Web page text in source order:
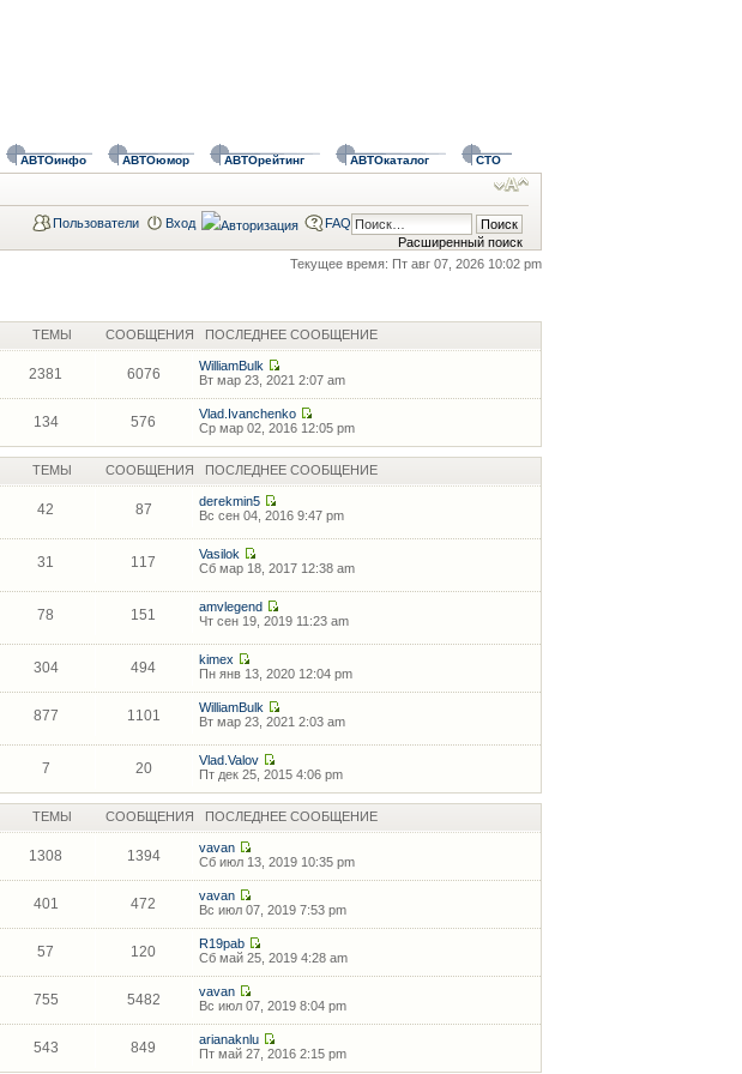
АВТОинфо АВТОюмор АВТОрейтинг АВТОкаталог СТО
Расширенный поиск
Пользователи Вход FAQ
Текущее время: Пт авг 07, 2026 10:02 pm
ТЕМЫ СООБЩЕНИЯ ПОСЛЕДНЕЕ СООБЩЕНИЕ
2381 6076
WilliamBulk
Вт мар 23, 2021 2:07 am
134 576
Vlad.Ivanchenko
Ср мар 02, 2016 12:05 pm
ТЕМЫ СООБЩЕНИЯ ПОСЛЕДНЕЕ СООБЩЕНИЕ
42 87
derekmin5
Вс сен 04, 2016 9:47 pm
31 117
Vasilok
Сб мар 18, 2017 12:38 am
78 151
amvlegend
Чт сен 19, 2019 11:23 am
304 494
kimex
Пн янв 13, 2020 12:04 pm
877 1101
WilliamBulk
Вт мар 23, 2021 2:03 am
7 20
Vlad.Valov
Пт дек 25, 2015 4:06 pm
ТЕМЫ СООБЩЕНИЯ ПОСЛЕДНЕЕ СООБЩЕНИЕ
1308 1394
vavan
Сб июл 13, 2019 10:35 pm
401 472
vavan
Вс июл 07, 2019 7:53 pm
57 120
R19pab
Сб май 25, 2019 4:28 am
755 5482
vavan
Вс июл 07, 2019 8:04 pm
543 849
arianaknlu
Пт май 27, 2016 2:15 pm